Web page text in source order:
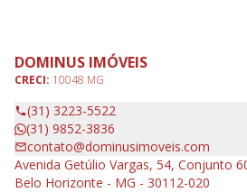
DOMINUS IMÓVEIS
CRECI: 10048 MG
(31) 3223-5522
(31) 9852-3836
contato@dominusimoveis.com
Avenida Getúlio Vargas, 54, Conjunto
Belo Horizonte - MG - 30112-020